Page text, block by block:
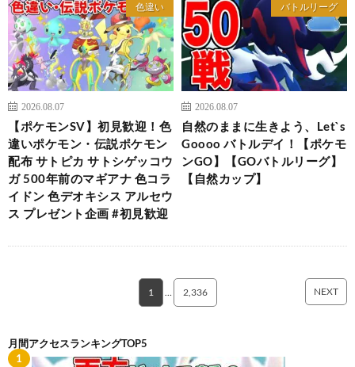
色違い
2026.08.07
【ポケモンSV】初見歓迎！色
違いポケモン・伝説ポケモン
配布 サトピカ サトシゲッコウ
ガ 500年前のマギアナ 色コラ
イドン 色デオキシス アルセウ
ス プレゼント企画 #初見歓迎
バトルリーグ
2026.08.07
自然のままに生きよう、Let`s
Goooo バトルデイ！【ポケモ
ンGO】【GOバトルリーグ】
【自然カップ】
1 2,336 NEXT
月間アクセスランキングTOP5